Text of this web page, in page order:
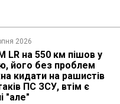
2026
LR на 550 км пішов у
його без проблем
кидати на рашистів
ПС ЗСУ, втім є
"але"